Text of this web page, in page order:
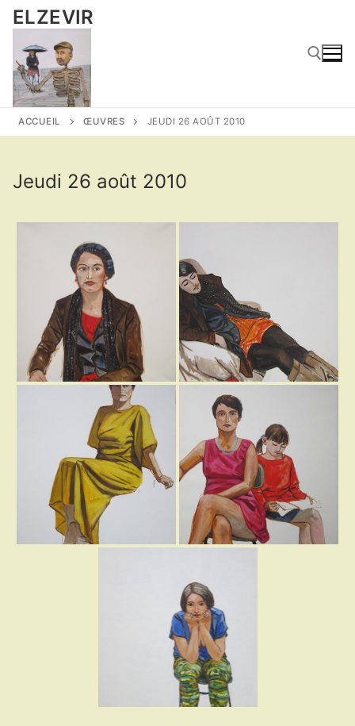
Aller
au
contenu
ELZEVIR
ACCUEIL ŒUVRES JEUDI 26 AOÛT 2010
Jeudi 26 août 2010